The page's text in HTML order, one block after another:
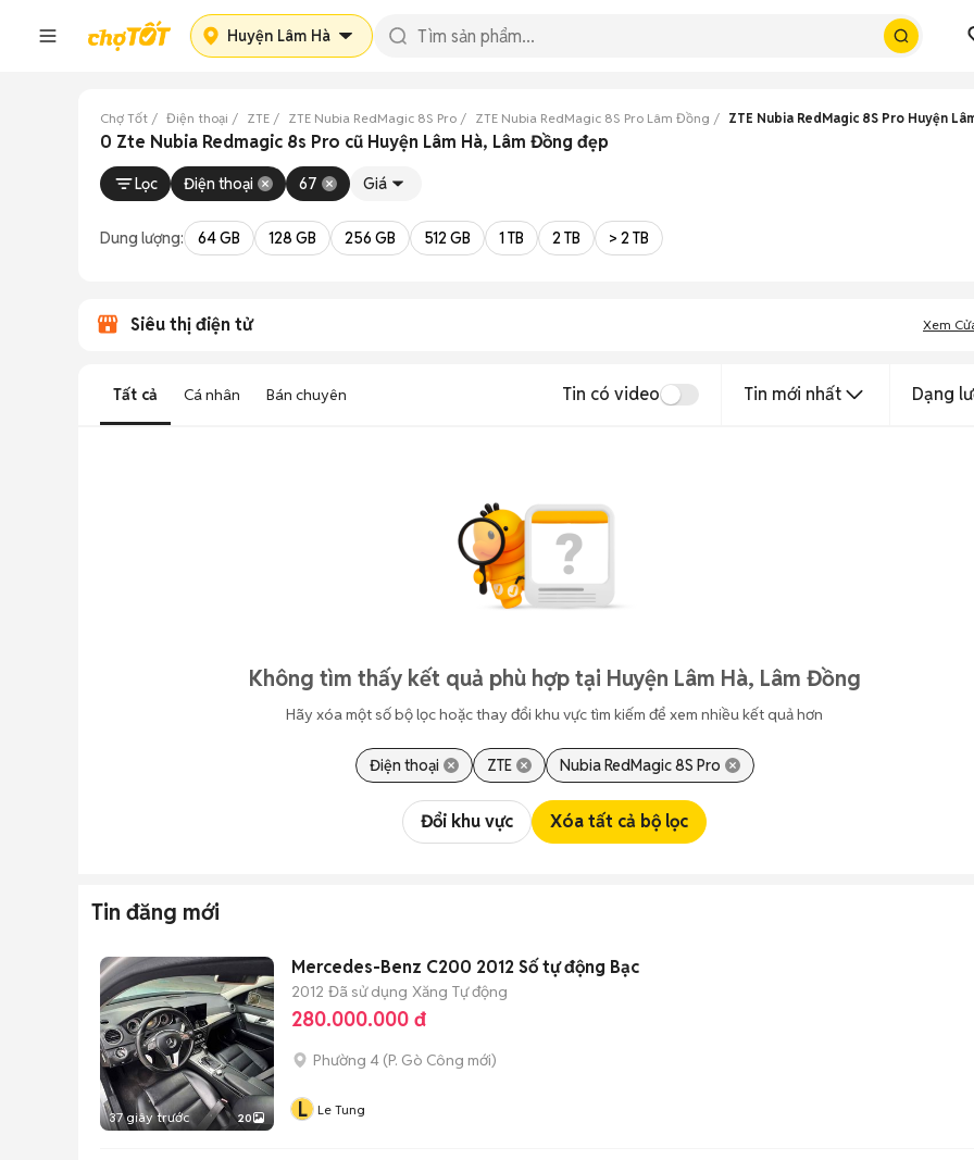
Huyện Lâm Hà
Chợ Tốt Điện thoại ZTE ZTE Nubia RedMagic 8S Pro ZTE Nubia RedMagic 8S Pro Lâm Đồng ZTE Nubia RedMagic 8S Pro Huyện
0 Zte Nubia Redmagic 8s Pro cũ Huyện Lâm Hà, Lâm Đồng đẹp
Lọc Điện thoại 67 Giá
Dung lượng: 64 GB 128 GB 256 GB 512 GB 1 TB 2 TB > 2 TB
Siêu thị điện tử Xem
Tất cả Cá nhân Bán chuyên Tin có video Tin mới nhất Dạng
Không tìm thấy kết quả phù hợp tại Huyện Lâm Hà, Lâm Đồng
Hãy xóa một số bộ lọc hoặc thay đổi khu vực tìm kiếm để xem nhiều kết quả hơn
Điện thoại ZTE Nubia RedMagic 8S Pro
Đổi khu vực Xóa tất cả bộ lọc
Tin đăng mới
37 giây trước 20
Mercedes-Benz C200 2012 Số tự động Bạc
2012 Đã sử dụng Xăng Tự động
280.000.000 đ
Phường 4 (P. Gò Công mới)
L Le Tung